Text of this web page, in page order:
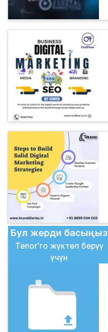
Бул жерди басыңыз
Tenor'го жүктөп берүү
үчүн